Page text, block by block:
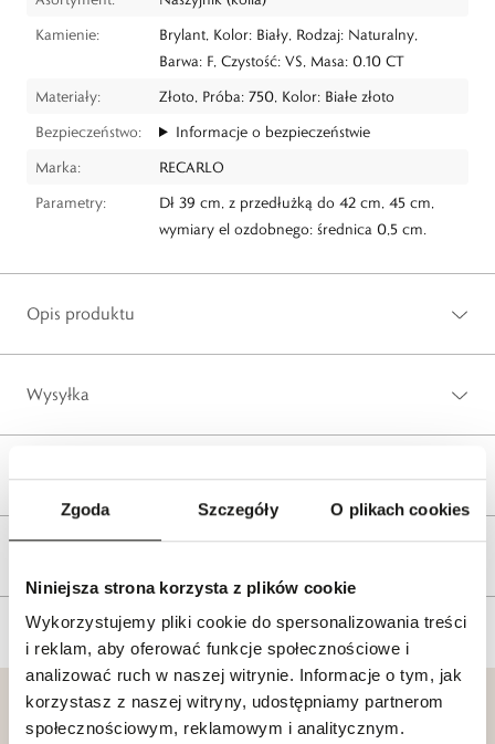
Zgoda Szczegóły O plikach cookies
Niniejsza strona korzysta z plików cookie
Wykorzystujemy pliki cookie do spersonalizowania treści
i reklam, aby oferować funkcje społecznościowe i
analizować ruch w naszej witrynie. Informacje o tym, jak
korzystasz z naszej witryny, udostępniamy partnerom
społecznościowym, reklamowym i analitycznym.
Kamienie:
Brylant, Kolor: Biały, Rodzaj: Naturalny,
Barwa: F, Czystość: VS, Masa: 0.10 CT
Materiały:
Złoto, Próba: 750, Kolor: Białe złoto
Bezpieczeństwo:
Informacje o bezpieczeństwie
Marka:
RECARLO
Parametry:
Dł 39 cm, z przedłużką do 42 cm, 45 cm,
wymiary el ozdobnego: średnica 0,5 cm.
Opis produktu
Wysyłka
Reklamacje i zwroty